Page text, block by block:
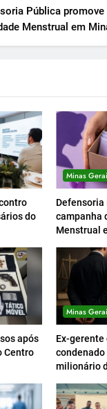
Pública promove
Menstrual em
do
Minas
Defensoria
campanha
Menstrual
após
Centro
Minas
Ex-gerente
milionário